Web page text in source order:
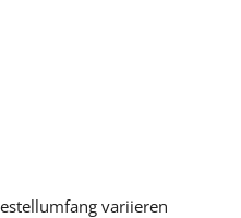
variieren